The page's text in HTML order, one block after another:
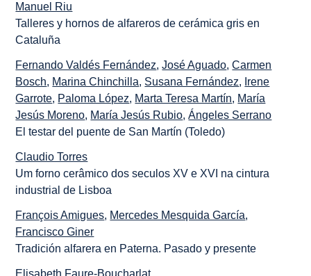
Manuel Riu
Talleres y hornos de alfareros de cerámica gris en
Cataluña
Fernando Valdés Fernández,José Aguado,Carmen
Bosch, Marina Chinchilla, Susana Fernández, Irene
Garrote, Paloma López, Marta Teresa Martín, María
Jesús Moreno, María Jesús Rubio,Ángeles Serrano
El testar del puente de San Martín (Toledo)
Claudio Torres
Um forno cerâmico dos seculos XV e XVI na cintura
industrial de Lisboa
François Amigues, Mercedes Mesquida García,
Francisco Giner
Tradición alfarera en Paterna. Pasado y presente
Elisabeth Faure-Boucharlat